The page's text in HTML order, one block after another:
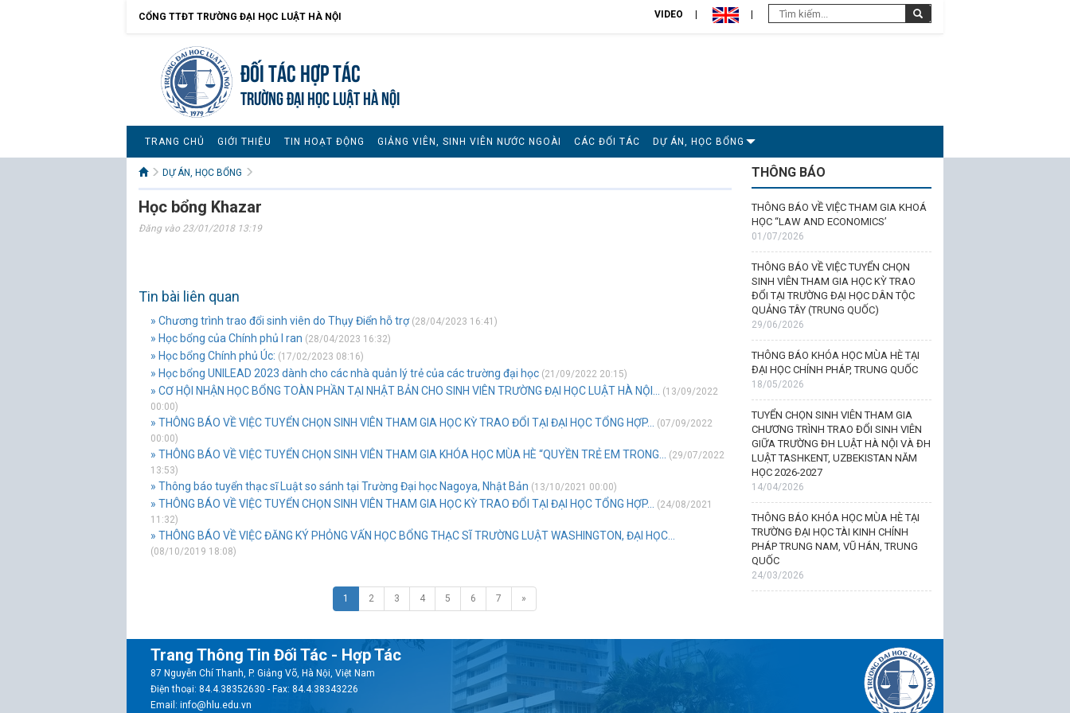
CỔNG TTĐT TRƯỜNG ĐẠI HỌC LUẬT HÀ NỘI VIDEO
Đối tác hợp tác
TRƯỜNG ĐẠI HỌC LUẬT HÀ NỘI
TRANG CHỦ GIỚI THIỆU TIN HOẠT ĐỘNG GIẢNG VIÊN, SINH VIÊN NƯỚC NGOÀI CÁC ĐỐI TÁC DỰ ÁN, HỌC BỔNG
DỰ ÁN, HỌC BỔNG
Học bổng Khazar
Đăng vào 23/01/2018 13:19
Tin bài liên quan
» Chương trình trao đổi sinh viên do Thụy Điển hỗ trợ(28/04/2023 16:41)
» Học bổng của Chính phủ I ran (28/04/2023 16:32)
» Học bổng Chính phủ Úc: (17/02/2023 08:16)
» Học bổng UNILEAD 2023 dành cho các nhà quản lý trẻ của các trường đại học (21/09/2022 20:15)
» CƠ HỘI NHẬN HỌC BỔNG TOÀN PHẦN TẠI NHẬT BẢN CHO SINH VIÊN TRƯỜNG ĐẠI HỌC LUẬT HÀ NỘI...
(13/09/2022
00:00)
» THÔNG BÁO VỀ VIỆC TUYỂN CHỌN SINH VIÊN THAM GIA HỌC KỲ TRAO ĐỔI TẠI ĐẠI HỌC TỔNG HỢP...
(07/09/2022
00:00)
» THÔNG BÁO VỀ VIỆC TUYỂN CHỌN SINH VIÊN THAM GIA KHÓA HỌC MÙA HÈ “QUYỀN TRẺ EM TRONG...
(29/07/2022
13:53)
» Thông báo tuyển thạc sĩ Luật so sánh tại Trường Đại học Nagoya, Nhật Bản (13/10/2021 00:00)
» THÔNG BÁO VỀ VIỆC TUYỂN CHỌN SINH VIÊN THAM GIA HỌC KỲ TRAO ĐỔI TẠI ĐẠI HỌC TỔNG HỢP...
(24/08/2021
11:32)
» THÔNG BÁO VỀ VIỆC ĐĂNG KÝ PHỎNG VẤN HỌC BỔNG THẠC SĨ TRƯỜNG LUẬT WASHINGTON, ĐẠI HỌC...
(08/10/2019 18:08)
1 2 3 4 5 6 7 »
THÔNG BÁO
THÔNG BÁO VỀ VIỆC THAM GIA KHOÁ
HỌC “LAW AND ECONOMICS’
01/07/2026
THÔNG BÁO VỀ VIỆC TUYỂN CHỌN
SINH VIÊN THAM GIA HỌC KỲ TRAO
ĐỔI TẠI TRƯỜNG ĐẠI HỌC DÂN TỘC
QUẢNG TÂY (TRUNG QUỐC)
29/06/2026
THÔNG BÁO KHÓA HỌC MÙA HÈ TẠI
ĐẠI HỌC CHÍNH PHÁP, TRUNG QUỐC
18/05/2026
TUYỂN CHỌN SINH VIÊN THAM GIA
CHƯƠNG TRÌNH TRAO ĐỔI SINH VIÊN
GIỮA TRƯỜNG ĐH LUẬT HÀ NỘI VÀ ĐH
LUẬT TASHKENT, UZBEKISTAN NĂM
HỌC 2026-2027
14/04/2026
THÔNG BÁO KHÓA HỌC MÙA HÈ TẠI
TRƯỜNG ĐẠI HỌC TÀI KINH CHÍNH
PHÁP TRUNG NAM, VŨ HÁN, TRUNG
QUỐC
24/03/2026
Trang Thông Tin Đối Tác - Hợp Tác
87 Nguyễn Chí Thanh, P. Giảng Võ, Hà Nội, Việt Nam
Điện thoại: 84.4.38352630 - Fax: 84.4.38343226
Email: info@hlu.edu.vn